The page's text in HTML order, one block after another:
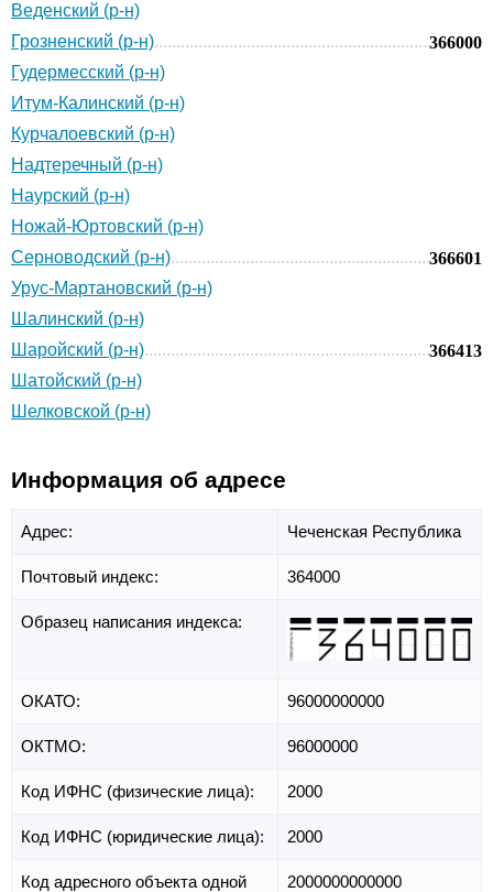
Веденский (р-н)
Грозненский (р-н)
366000
Гудермесский (р-н)
Итум-Калинский (р-н)
Курчалоевский (р-н)
Надтеречный (р-н)
Наурский (р-н)
Ножай-Юртовский (р-н)
Серноводский (р-н)
366601
Урус-Мартановский (р-н)
Шалинский (р-н)
Шаройский (р-н)
366413
Шатойский (р-н)
Шелковской (р-н)
Информация об адресе
Адрес: Чеченская Республика
Почтовый индекс: 364000
Образец написания индекса:
ОКАТО: 96000000000
ОКТМО: 96000000
Код ИФНС (физические лица): 2000
Код ИФНС (юридические лица): 2000
Код адресного объекта одной
2000000000000